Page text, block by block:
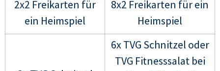
2x2 Freikarten für
ein Heimspiel
8x2 Freikarten für ein
Heimspiel
6x TVG Schnitzel oder
TVG Fitnesssalat bei